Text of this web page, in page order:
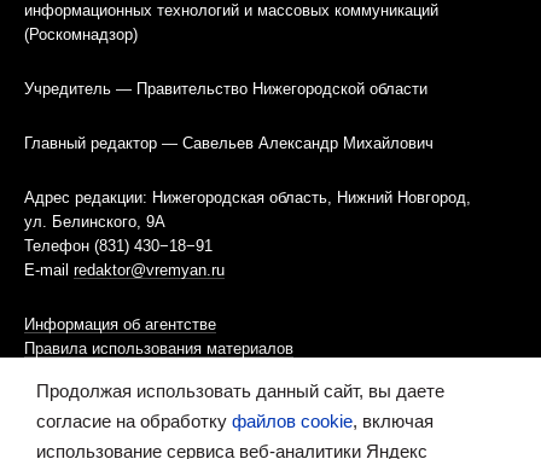
информационных технологий и массовых коммуникаций
(Роскомнадзор)
Учредитель — Правительство Нижегородской области
Главный редактор — Савельев Александр Михайлович
Адрес редакции: Нижегородская область, Нижний Новгород,
ул. Белинского, 9А
Телефон (831) 430−18−91
E-mail redaktor@vremyan.ru
Информация об агентстве
Правила использования материалов
Информационная политика использования «cookies»-файлов
Продолжая использовать данный сайт, вы даете
согласие на обработку файлов cookie, включая
использование сервиса веб-аналитики Яндекс